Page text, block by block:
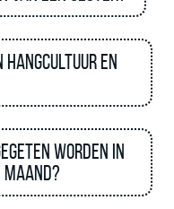
hangcultuur en
worden in
maand?